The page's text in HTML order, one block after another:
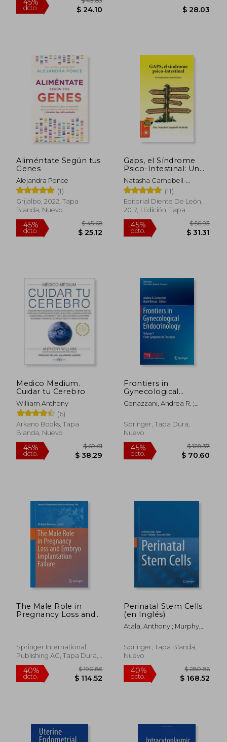
45%
dcto.
Aliméntate Según tus
Genes
Alejandra Ponce
(1)
Grijalbo, 2022, Tapa
Blanda, Nuevo
45%
dcto.
$ 45.68
$ 25.12
Gaps, el Síndrome
Psico-Intestinal: Un
Tratamiento Natural
Para el Autismo, la
Dispraxia, el Trastorno
por Déficit de
Atención con o sin. Y
(Salud y Plantas)
Natasha Campbell-
McBride
(11)
Editorial Diente De León,
2017, 1 Edición, Tapa
Blanda, Nuevo
45%
dcto.
Medico Medium.
Cuidar tu Cerebro
William Anthony
(6)
Arkano Books, Tapa
Blanda, Nuevo
45%
Frontiers in
Gynecological
Endocrinology:
Volume 1: From
Therapies (en Inglés)
Genazzani, Andrea R. ;
Springer, Tapa Dura,
Nuevo
45%
The Male Role in
Pregnancy Loss and
Experimental
Medicine and Biology)
Springer International
Publishing AG, Tapa Dura,
Nuevo
Perinatal Stem Cells
(en Inglés)
Atala, Anthony ; Murphy,
Springer, Tapa Blanda,
Nuevo